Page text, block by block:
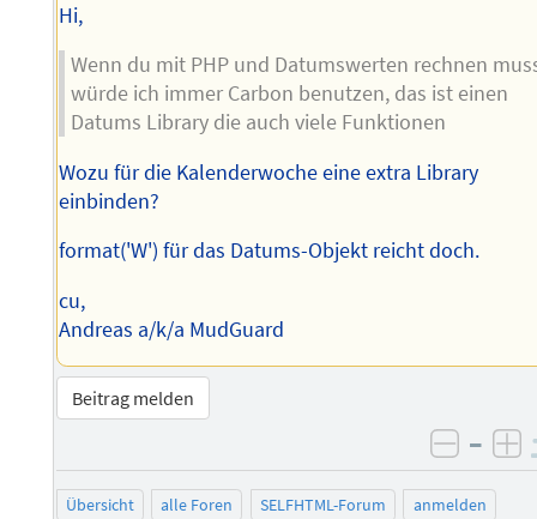
Hi,
Wenn du mit PHP und Datumswerten rechnen
würde ich immer Carbon benutzen, das ist einen
Datums Library die auch viele Funktionen
Wozu für die Kalenderwoche eine extra Library
einbinden?
format('W') für das Datums-Objekt reicht doch.
cu,
Andreas a/k/a MudGuard
Beitrag melden
–
Übersicht alle Foren SELFHTML-Forum
anmelden